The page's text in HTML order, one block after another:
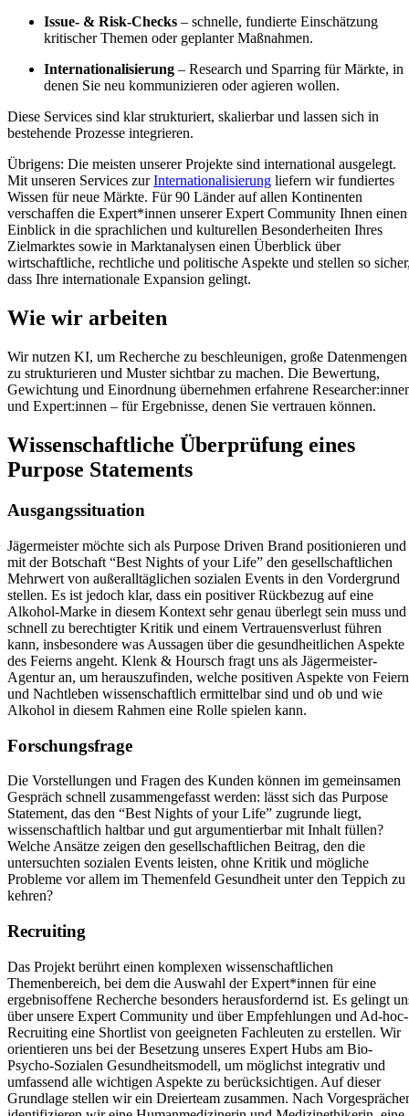
Issue‑ & Risk‑Checks – schnelle, fundierte Einschätzung
kritischer Themen oder geplanter Maßnahmen.
Internationalisierung – Research und Sparring für Märkte, in
denen Sie neu kommunizieren oder agieren wollen.
Diese Services sind klar strukturiert, skalierbar und lassen sich in
bestehende Prozesse integrieren.
Übrigens: Die meisten unserer Projekte sind international ausgelegt.
Mit unseren Services zurInternationalisierung liefern wir fundiertes
Wissen für neue Märkte. Für 90 Länder auf allen Kontinenten
verschaffen die Expert*innen unserer Expert Community Ihnen einen
Einblick in die sprachlichen und kulturellen Besonderheiten Ihres
Zielmarktes sowie in Marktanalysen einen Überblick über
wirtschaftliche, rechtliche und politische Aspekte und stellen so
dass Ihre internationale Expansion gelingt.
Wie wir arbeiten
Wir nutzen KI, um Recherche zu beschleunigen, große Datenmengen
zu strukturieren und Muster sichtbar zu machen. Die Bewertung,
Gewichtung und Einordnung übernehmen erfahrene
und Expert:innen – für Ergebnisse, denen Sie vertrauen können.
Wissenschaftliche Überprüfung eines
Purpose Statements
Ausgangssituation
Jägermeister möchte sich als Purpose Driven Brand positionieren und
mit der Botschaft “Best Nights of your Life” den gesellschaftlichen
Mehrwert von außeralltäglichen sozialen Events in den Vordergrund
stellen. Es ist jedoch klar, dass ein positiver Rückbezug auf eine
Alkohol-Marke in diesem Kontext sehr genau überlegt sein muss und
schnell zu berechtigter Kritik und einem Vertrauensverlust führen
kann, insbesondere was Aussagen über die gesundheitlichen Aspekte
des Feierns angeht. Klenk & Hoursch fragt uns als Jägermeister-
Agentur an, um herauszufinden, welche positiven Aspekte von Feiern
und Nachtleben wissenschaftlich ermittelbar sind und ob und wie
Alkohol in diesem Rahmen eine Rolle spielen kann.
Forschungsfrage
Die Vorstellungen und Fragen des Kunden können im gemeinsamen
Gespräch schnell zusammengefasst werden: lässt sich das Purpose
Statement, das den “Best Nights of your Life” zugrunde liegt,
wissenschaftlich haltbar und gut argumentierbar mit Inhalt füllen?
Welche Ansätze zeigen den gesellschaftlichen Beitrag, den die
untersuchten sozialen Events leisten, ohne Kritik und mögliche
Probleme vor allem im Themenfeld Gesundheit unter den Teppich zu
kehren?
Recruiting
Das Projekt berührt einen komplexen wissenschaftlichen
Themenbereich, bei dem die Auswahl der Expert*innen für eine
ergebnisoffene Recherche besonders herausfordernd ist. Es gelingt
über unsere Expert Community und über Empfehlungen und Ad-hoc-
Recruiting eine Shortlist von geeigneten Fachleuten zu erstellen. Wir
orientieren uns bei der Besetzung unseres Expert Hubs am Bio-
Psycho-Sozialen Gesundheitsmodell, um möglichst integrativ und
umfassend alle wichtigen Aspekte zu berücksichtigen. Auf dieser
Grundlage stellen wir ein Dreierteam zusammen. Nach